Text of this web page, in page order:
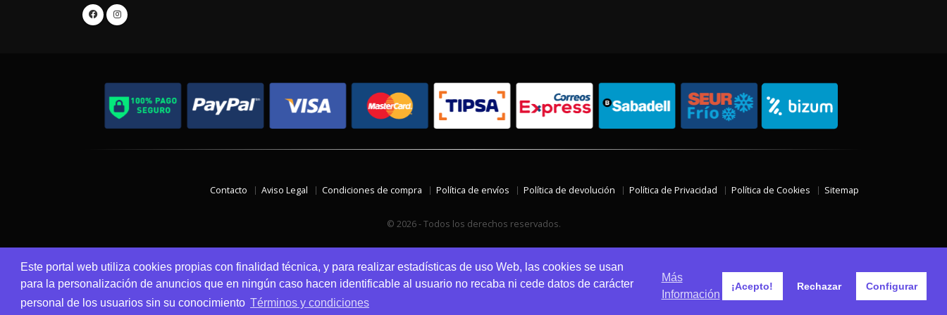
Este portal web utiliza cookies propias con finalidad técnica, y para realizar estadísticas de uso Web, las cookies se usan
para la personalización de anuncios que en ningún caso hacen identificable al usuario no recaba ni cede datos de carácter
personal de los usuarios sin su conocimiento Términos y condiciones
Más
Información
¡Acepto! Rechazar Configurar
Contacto Aviso Legal Condiciones de compra Política de envíos Política de devolución Política de Privacidad Política de Cookies Sitemap
© 2026 - Todos los derechos reservados.